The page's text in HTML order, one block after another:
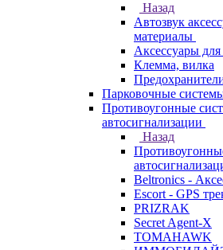
Назад
Автозвук
материалы
Аксессуары для
Клемма, вилка
Парковочные
Противоугонные
автосигнализации
Назад
Beltronics -
Escort - GPS
PRIZRAK
Secret Agent-X
TOMAHAWK